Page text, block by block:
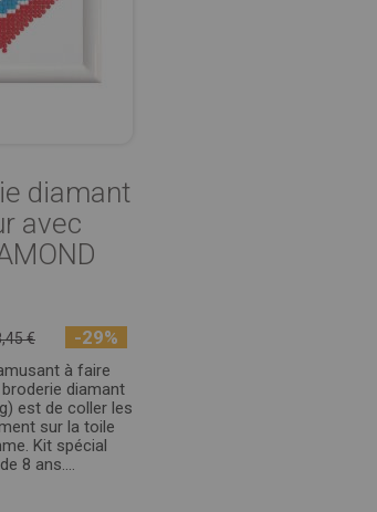
diamant
avec
€ -29%
à faire
diamant
est de coller les
sur la toile
Kit spécial
8 ans....